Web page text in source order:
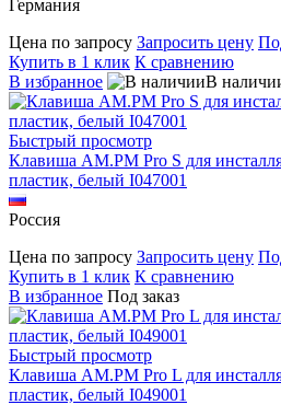
Германия
Цена по запросу Запросить цену
Купить в 1 клик К сравнению
В избранное
В
Быстрый просмотр
Клавиша AM.PM Pro S для
пластик, белый I047001
Россия
Цена по запросу Запросить цену
Купить в 1 клик К сравнению
В избранное Под заказ
Быстрый просмотр
Клавиша AM.PM Pro L для
пластик, белый I049001